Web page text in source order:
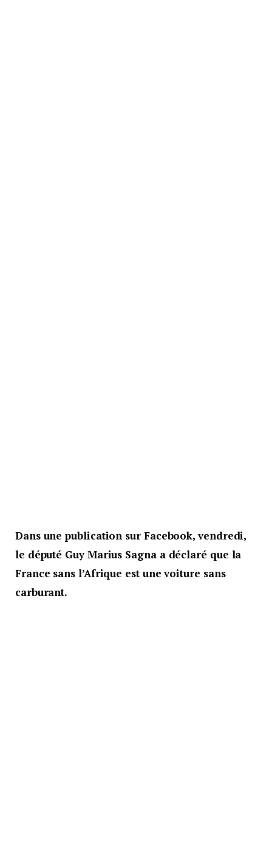
Dans une publication sur Facebook, vendredi,
le député Guy Marius Sagna a déclaré que la
France sans l’Afrique est une voiture sans
carburant.